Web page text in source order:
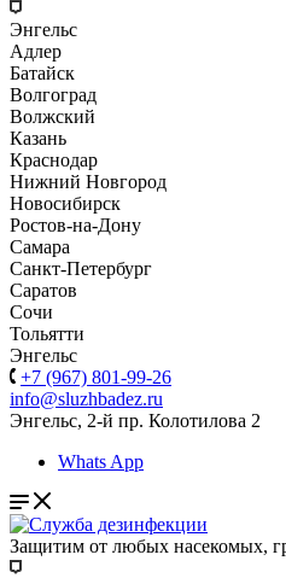
Энгельс
Адлер
Батайск
Волгоград
Волжский
Казань
Краснодар
Нижний Новгород
Новосибирск
Ростов-на-Дону
Самара
Санкт-Петербург
Саратов
Сочи
Тольятти
Энгельс
+7 (967) 801-99-26
info@sluzhbadez.ru
Энгельс, 2-й пр. Колотилова 2
Whats App
Защитим от любых насекомых,